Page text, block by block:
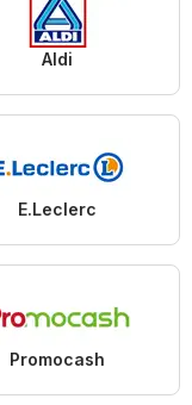
Aldi
E.Leclerc
Promocash